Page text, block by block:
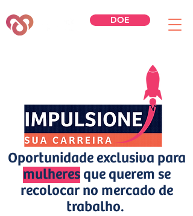
DOE
Oportunidade exclusiva para
mulheresque querem se
recolocar no mercado de
trabalho.